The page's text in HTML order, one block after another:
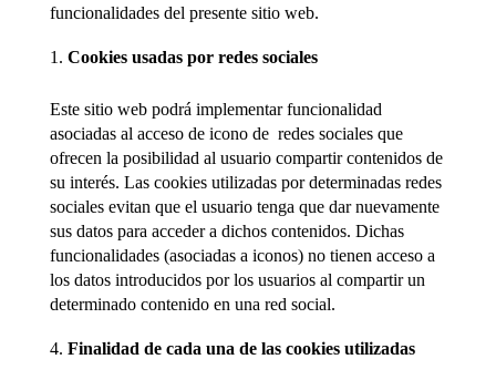
funcionalidades del presente sitio web.
Cookies usadas por redes sociales
Este sitio web podrá implementar funcionalidad
asociadas al acceso de icono de redes sociales que
ofrecen la posibilidad al usuario compartir contenidos de
su interés. Las cookies utilizadas por determinadas redes
sociales evitan que el usuario tenga que dar nuevamente
sus datos para acceder a dichos contenidos. Dichas
funcionalidades (asociadas a iconos) no tienen acceso a
los datos introducidos por los usuarios al compartir un
determinado contenido en una red social.
Finalidad de cada una de las cookies utilizadas